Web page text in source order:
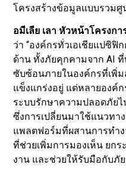
โครงสร้างข้อมูลแบบรวม
อมีเลีย เลา หัวหน้าโครงก
ว่า “องค์กรทั่วเอเชียแปซิ
ด้าน ทั้งภัยคุกคามจาก AI
ซับซ้อนภายในองค์กรที่เพิ่
แข็งแกร่งอยู่ แต่หลายองค์
ระบบรักษาความปลอดภัย
ซึ่งการเปลี่ยนมาใช้แนวท
แพลตฟอร์มที่ผสานการทำ
ที่ช่วยเพิ่มการมองเห็น ยก
งาน และช่วยให้รับมือกับภั